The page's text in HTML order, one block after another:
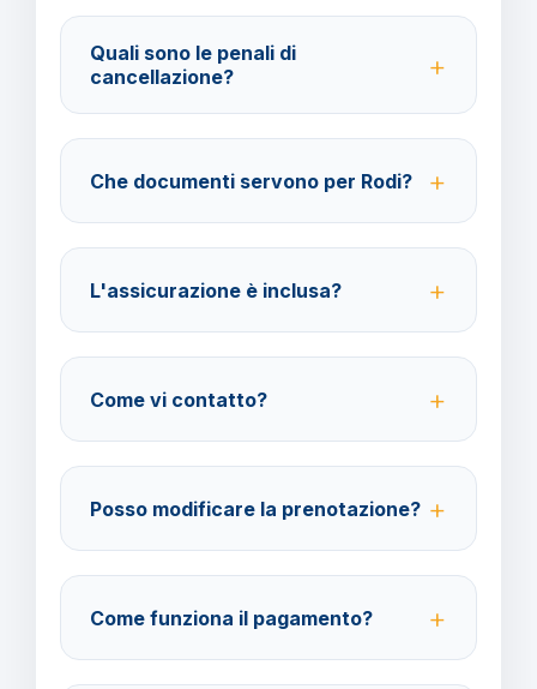
trasferimenti, soggiorno con trattamento
Pernottamento e Prima Colazione e assistenza
BarbaViaggi.
Quali sono le penali di
cancellazione?
29 giorni in poi. Con assicurazione facoltativa è
possibile ottenere il rimborso del 100%.
Che documenti servono per Rodi?
per la destinazione scelta.
L'assicurazione è inclusa?
consigliate per coprire spese mediche e
cancellazione viaggio.
Come vi contatto?
amministrazione@barbaviaggi.it, o tramite il sito
barbaviaggi.it.
Posso modificare la prenotazione?
prima della partenza con un costo di 70 euro a
modifica.
Come funziona il pagamento?